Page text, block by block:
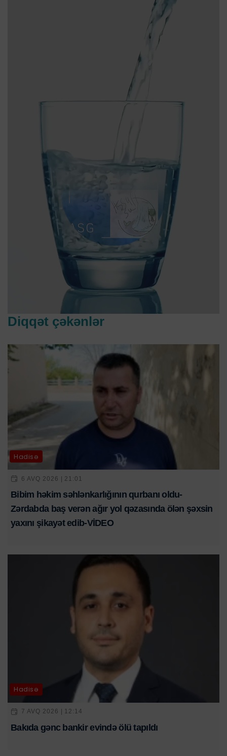
Diqqət çəkənlər
Hadisə
6 AVQ 2026 | 21:01
Bibim həkim səhlənkarlığının qurbanı oldu-
Zərdabda baş verən ağır yol qəzasında ölən şəxsin
yaxını şikayət edib-VİDEO
Hadisə
7 AVQ 2026 | 12:14
Bakıda gənc bankir evində ölü tapıldı